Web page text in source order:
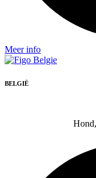
Meer info
BELGIË